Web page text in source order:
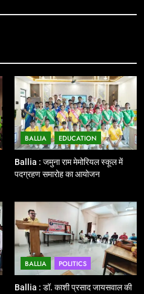
के लिए बस सेवाओं का
विस चुनाव : सभी 90 हजार 712
वेब कास्टिंग की तैयारी
POLITICS
: बलिया रेलवे स्टेशन का अपर
ने किया निरीक्षण
त्यौहारों पर शांति व्यवस्था को
ने किया रूट मार्च
NATIONAL
BALLIA EDUCATION
Ballia : जमुना राम मेमोरियल स्कूल में
पदग्रहण समारोह का आयोजन
BALLIA POLITICS
Ballia : डॉ. काशी प्रसाद जायसवाल की